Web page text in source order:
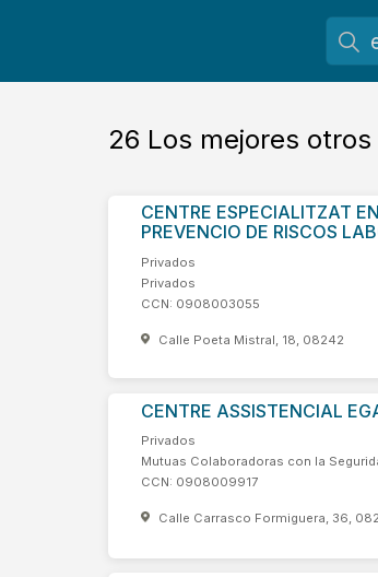
26 Los mejores
CENTRE ESPECIALITZAT
PREVENCIO DE RISCOS
Privados
Privados
CCN: 0908003055
Calle Poeta Mistral, 18, 08242
CENTRE ASSISTENCIAL
Privados
Mutuas Colaboradoras con la
CCN: 0908009917
Calle Carrasco Formiguera, 36,